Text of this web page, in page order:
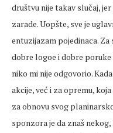
društvu nije takav slučaj,
zarade. Uopšte, sve je
entuzijazam pojedinaca. Za
dobre logoe i dobre
niko mi nije odgovorio.
akcije, već i za opremu,
za obnovu svog
sponzora je da znaš